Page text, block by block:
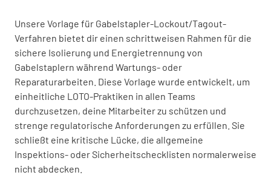
Unsere Vorlage für Gabelstapler-Lockout/Tagout-
Verfahren bietet dir einen schrittweisen Rahmen für die
sichere Isolierung und Energietrennung von
Gabelstaplern während Wartungs- oder
Reparaturarbeiten. Diese Vorlage wurde entwickelt, um
einheitliche LOTO-Praktiken in allen Teams
durchzusetzen, deine Mitarbeiter zu schützen und
strenge regulatorische Anforderungen zu erfüllen. Sie
schließt eine kritische Lücke, die allgemeine
Inspektions- oder Sicherheitschecklisten normalerweise
nicht abdecken.
Materialien und Ausrüstung bereitstellen
JA NEIN N/A
Gefährliche Energie-Isolationsquellen
identifizieren
JA NEIN N/A